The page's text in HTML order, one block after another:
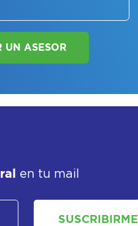
SOBRE
DE SALUD
SOLICITAR UN ASESOR
en tu mail
SUSCRIBIRME